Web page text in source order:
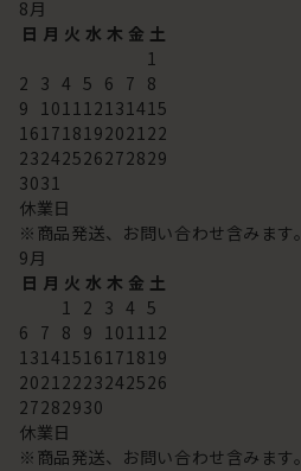
8月
日 月 火 水 木 金 土
1
2 3 4 5 6 7 8
9 101112131415
16171819202122
23242526272829
3031
休業日
※商品発送、お問い合わせ含みます。
9月
日 月 火 水 木 金 土
1 2 3 4 5
6 7 8 9 101112
13141516171819
20212223242526
27282930
休業日
※商品発送、お問い合わせ含みます。